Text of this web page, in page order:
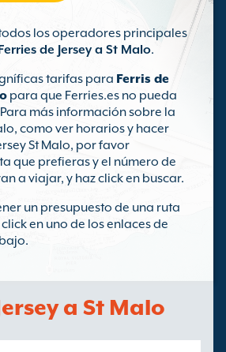
los operadores principales
de Jersey a St Malo.
tarifas para Ferris de
para que Ferries.es no pueda
más información sobre la
como ver horarios y hacer
St Malo, por favor
que prefieras y el número de
a viajar, y haz click en buscar.
un presupuesto de una ruta
en uno de los enlaces de
a St Malo